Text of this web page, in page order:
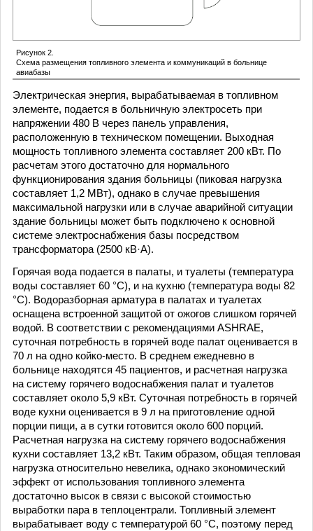
Рисунок 2.
Схема размещения топливного элемента и коммуникаций в больнице
авиабазы
Электрическая энергия, вырабатываемая в топливном
элементе, подается в больничную электросеть при
напряжении 480 В через панель управления,
расположенную в техническом помещении. Выходная
мощность топливного элемента составляет 200 кВт. По
расчетам этого достаточно для нормального
функционирования здания больницы (пиковая нагрузка
составляет 1,2 МВт), однако в случае превышения
максимальной нагрузки или в случае аварийной ситуации
здание больницы может быть подключено к основной
системе электроснабжения базы посредством
трансформатора (2500 кВ·А).
Горячая вода подается в палаты, и туалеты (температура
воды составляет 60 °C), и на кухню (температура воды 82
°C). Водоразборная арматура в палатах и туалетах
оснащена встроенной защитой от ожогов слишком горячей
водой. В соответствии с рекомендациями ASHRAE,
суточная потребность в горячей воде палат оценивается в
70 л на одно койко-место. В среднем ежедневно в
больнице находятся 45 пациентов, и расчетная нагрузка
на систему горячего водоснабжения палат и туалетов
составляет около 5,9 кВт. Суточная потребность в горячей
воде кухни оценивается в 9 л на приготовление одной
порции пищи, а в сутки готовится около 600 порций.
Расчетная нагрузка на систему горячего водоснабжения
кухни составляет 13,2 кВт. Таким образом, общая тепловая
нагрузка относительно невелика, однако экономический
эффект от использования топливного элемента
достаточно высок в связи с высокой стоимостью
выработки пара в теплоцентрали. Топливный элемент
вырабатывает воду с температурой 60 °C, поэтому перед